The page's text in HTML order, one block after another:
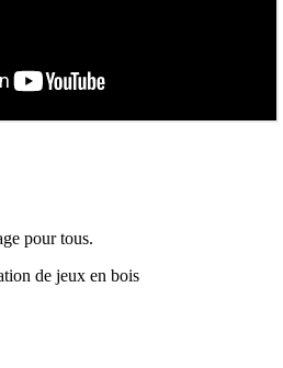
pour tous.
de jeux en bois